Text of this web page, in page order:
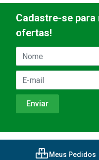
Cadastre-se
ofertas!
Meus Pedidos